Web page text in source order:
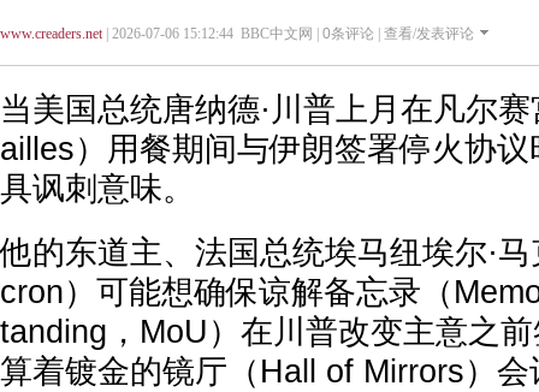
www.creaders.net| 2026-07-06 15:12:44 BBC中文网 | 0条评论 | 查看/发表评论
当美国总统唐纳德·川普上月在凡尔
ailles）用餐期间与伊朗签署停火协
具讽刺意味。
他的东道主、法国总统埃马纽埃尔·
cron）可能想确保谅解备忘录（
tanding，MoU）在川普改变主意之
算着镀金的镜厅（Hall of Mirrors）